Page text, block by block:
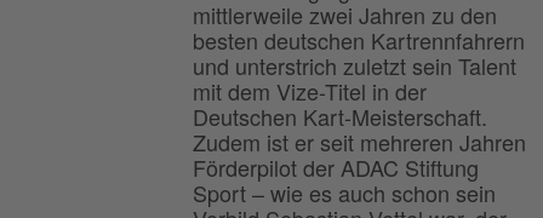
mittlerweile zwei Jahren zu den
besten deutschen Kartrennfahrern
und unterstrich zuletzt sein Talent
mit dem Vize-Titel in der
Deutschen Kart-Meisterschaft.
Zudem ist er seit mehreren Jahren
Förderpilot der ADAC Stiftung
Sport – wie es auch schon sein